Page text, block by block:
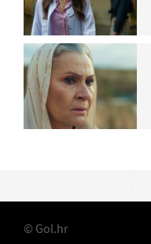
© Gol.hr